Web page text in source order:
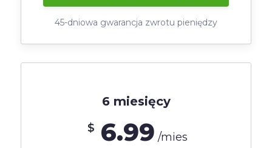
45-dniowa gwarancja zwrotu pieniędzy
6 miesięcy
$ 6.99 /mies